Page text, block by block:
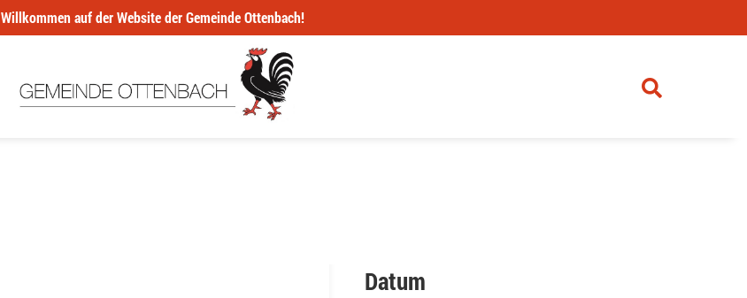
Willkommen auf der Website der Gemeinde Ottenbach!
Datum